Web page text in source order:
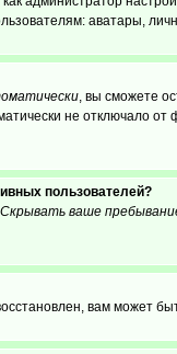
аватары,
, вы сможете
не отключало
пользователей?
Скрывать ваше
вам может